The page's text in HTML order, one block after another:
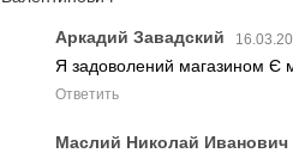
Аркадий Завадский
Я задоволений магазином Є
Ответить
Маслий Николай Иванович